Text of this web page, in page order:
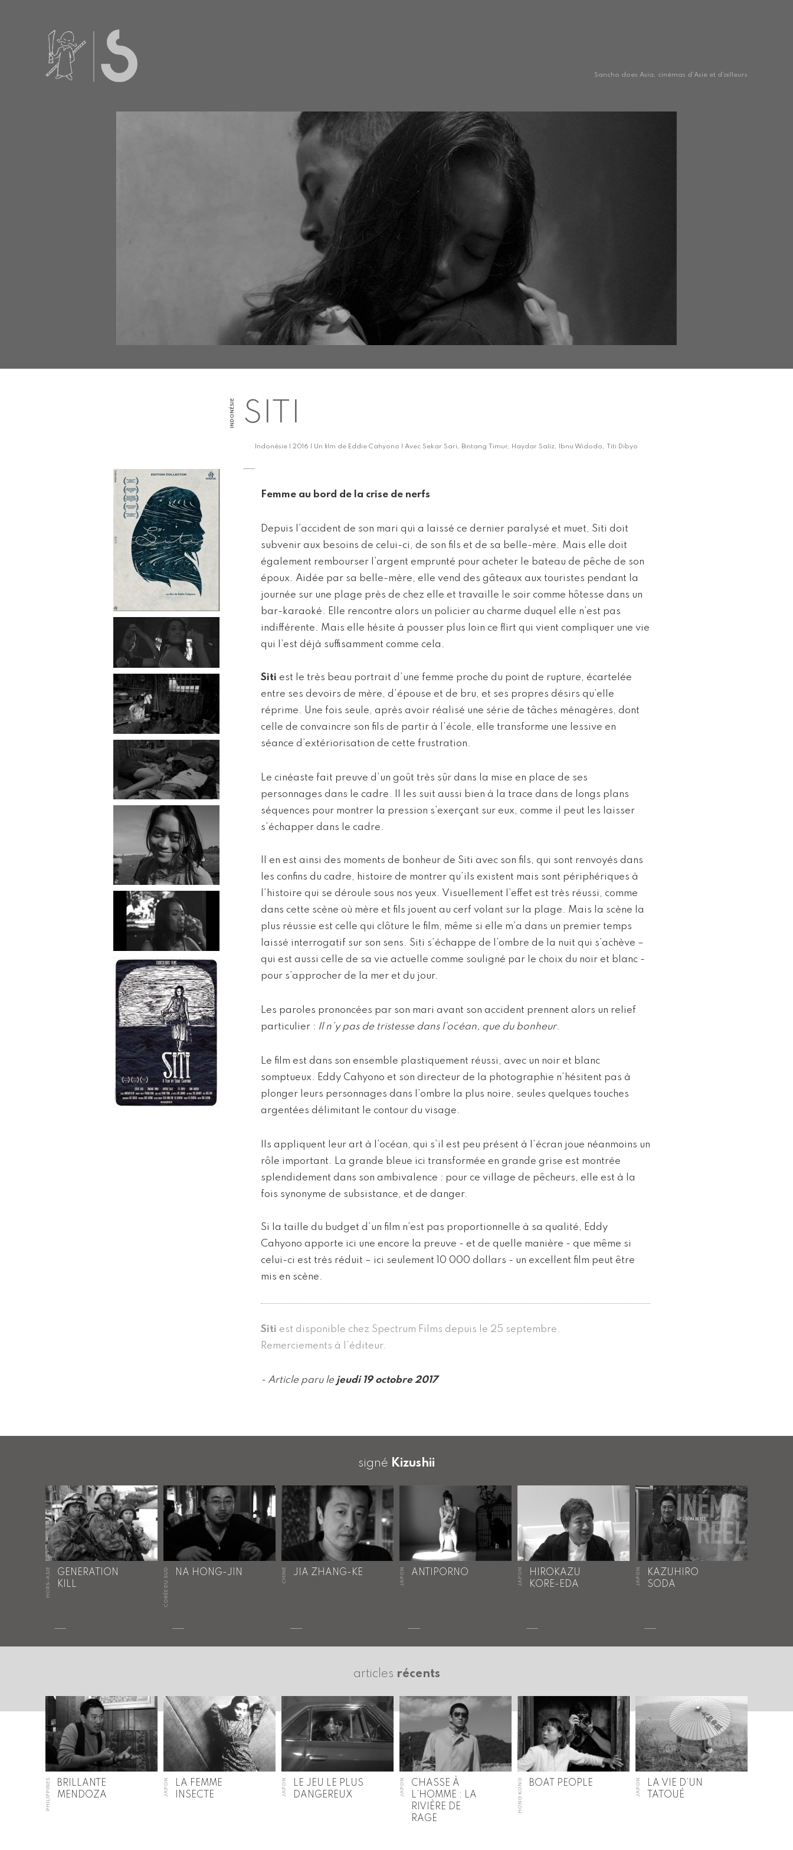
Sancho does Asia, cinémas d'Asie et d'ailleurs
INDONÉSIE SITI
Indonésie | 2016 | Un film de Eddie Cahyono | Avec Sekar Sari, Bintang Timur, Haydar Saliz, Ibnu Widodo, Titi Dibyo
Femme au bord de la crise de nerfs
Depuis l’accident de son mari qui a laissé ce dernier paralysé et muet, Siti doit
subvenir aux besoins de celui-ci, de son fils et de sa belle-mère. Mais elle doit
également rembourser l’argent emprunté pour acheter le bateau de pêche de son
époux. Aidée par sa belle-mère, elle vend des gâteaux aux touristes pendant la
journée sur une plage près de chez elle et travaille le soir comme hôtesse dans un
bar-karaoké. Elle rencontre alors un policier au charme duquel elle n’est pas
indifférente. Mais elle hésite à pousser plus loin ce flirt qui vient compliquer une vie
qui l’est déjà suffisamment comme cela.
Siti est le très beau portrait d’une femme proche du point de rupture, écartelée
entre ses devoirs de mère, d’épouse et de bru, et ses propres désirs qu’elle
réprime. Une fois seule, après avoir réalisé une série de tâches ménagères, dont
celle de convaincre son fils de partir à l’école, elle transforme une lessive en
séance d’extériorisation de cette frustration.
Le cinéaste fait preuve d’un goût très sûr dans la mise en place de ses
personnages dans le cadre. Il les suit aussi bien à la trace dans de longs plans
séquences pour montrer la pression s’exerçant sur eux, comme il peut les laisser
s’échapper dans le cadre.
Il en est ainsi des moments de bonheur de Siti avec son fils, qui sont renvoyés dans
les confins du cadre, histoire de montrer qu’ils existent mais sont périphériques à
l’histoire qui se déroule sous nos yeux. Visuellement l’effet est très réussi, comme
dans cette scène où mère et fils jouent au cerf volant sur la plage. Mais la scène la
plus réussie est celle qui clôture le film, même si elle m’a dans un premier temps
laissé interrogatif sur son sens. Siti s’échappe de l’ombre de la nuit qui s’achève –
qui est aussi celle de sa vie actuelle comme souligné par le choix du noir et blanc -
pour s’approcher de la mer et du jour.
Les paroles prononcées par son mari avant son accident prennent alors un relief
particulier : Il n’y pas de tristesse dans l’océan, que du bonheur.
Le film est dans son ensemble plastiquement réussi, avec un noir et blanc
somptueux. Eddy Cahyono et son directeur de la photographie n’hésitent pas à
plonger leurs personnages dans l’ombre la plus noire, seules quelques touches
argentées délimitant le contour du visage.
Ils appliquent leur art à l’océan, qui s’il est peu présent à l’écran joue néanmoins un
rôle important. La grande bleue ici transformée en grande grise est montrée
splendidement dans son ambivalence : pour ce village de pêcheurs, elle est à la
fois synonyme de subsistance, et de danger.
Si la taille du budget d’un film n’est pas proportionnelle à sa qualité, Eddy
Cahyono apporte ici une encore la preuve - et de quelle manière - que même si
celui-ci est très réduit – ici seulement 10 000 dollars - un excellent film peut être
mis en scène.
Siti est disponible chez Spectrum Films depuis le 25 septembre.
Remerciements à l’éditeur.
- Article paru le jeudi 19 octobre 2017
signé Kizushii
HORS-ASIE
GENERATION
KILL
CORÉE DU SUD NA HONG-JIN CHINE JIA ZHANG-KE JAPON ANTIPORNO JAPON
HIROKAZU
KORE-EDA
JAPON
KAZUHIRO
SODA
articles récents
PHILIPPINES
BRILLANTE
MENDOZA
JAPON
LA FEMME
INSECTE
JAPON
LE JEU LE PLUS
DANGEREUX
JAPON
CHASSE À
L’HOMME : LA
RIVIÈRE DE
RAGE
HONG KONG BOAT PEOPLE JAPON
LA VIE D’UN
TATOUÉ